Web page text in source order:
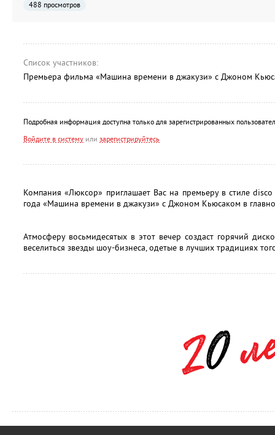
488 просмотров
Список участников:
Премьера фильма «Машина времени в джакузи» с Джоном
Подробная информация доступна только для зарегистрированных
Войдите в систему или зарегистрируйтесь
Компания «Люксор» приглашает Вас на премьеру в стиле
года «Машина времени в джакузи» с Джоном Кьюсаком в
Атмосферу восьмидесятых в этот вечер создаст горячий
веселиться звезды шоу-бизнеса, одетые в лучших традициях